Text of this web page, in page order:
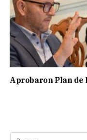
Aprobaron Plan de